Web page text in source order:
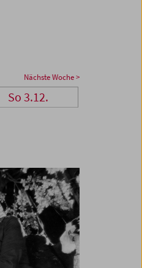
Nächste Woche >
So 3.12.